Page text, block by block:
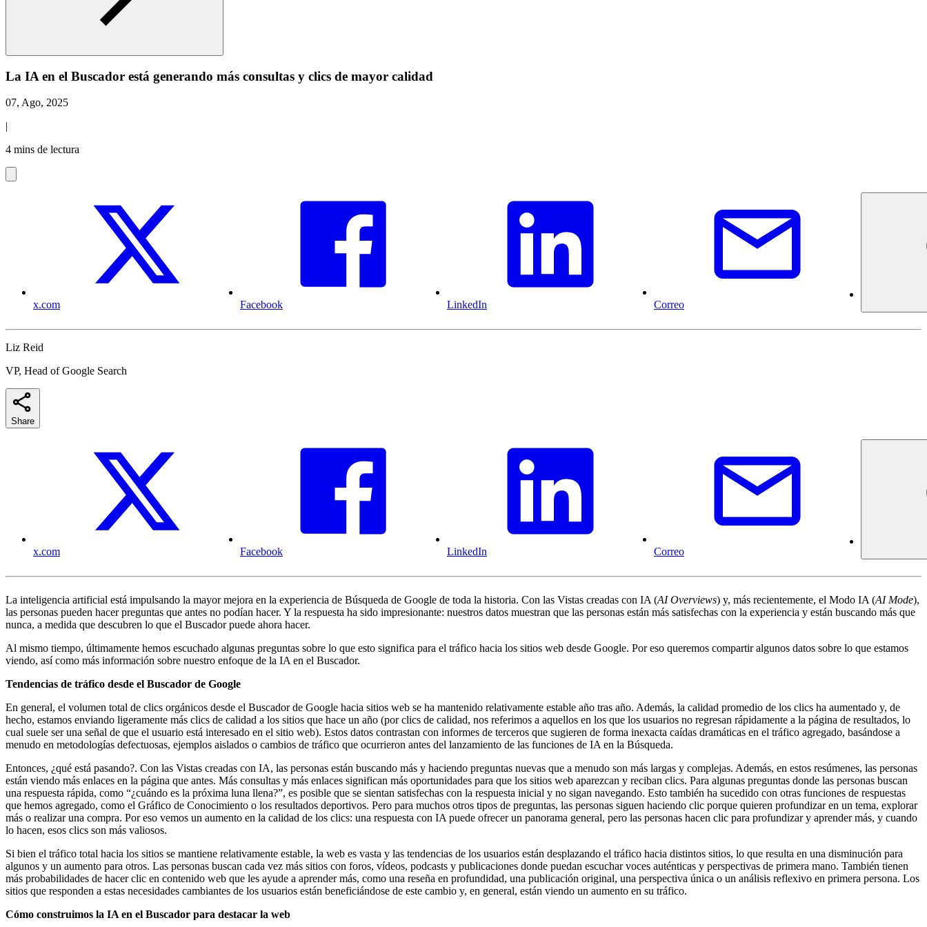
La IA en el Buscador está generando más consultas y clics de mayor calidad
07, Ago, 2025
|
4 mins de lectura
x.com Facebook LinkedIn Correo
Liz Reid
VP, Head of Google Search
Share
x.com Facebook LinkedIn Correo
La inteligencia artificial está impulsando la mayor mejora en la experiencia de Búsqueda de Google de toda la historia. Con las Vistas creadas con IA (AI Overviews) y, más recientemente, el Modo IA (AI Mode),
las personas pueden hacer preguntas que antes no podían hacer. Y la respuesta ha sido impresionante: nuestros datos muestran que las personas están más satisfechas con la experiencia y están buscando más que
nunca, a medida que descubren lo que el Buscador puede ahora hacer.
Al mismo tiempo, últimamente hemos escuchado algunas preguntas sobre lo que esto significa para el tráfico hacia los sitios web desde Google. Por eso queremos compartir algunos datos sobre lo que estamos
viendo, así como más información sobre nuestro enfoque de la IA en el Buscador.
Tendencias de tráfico desde el Buscador de Google
En general, el volumen total de clics orgánicos desde el Buscador de Google hacia sitios web se ha mantenido relativamente estable año tras año. Además, la calidad promedio de los clics ha aumentado y, de
hecho, estamos enviando ligeramente más clics de calidad a los sitios que hace un año (por clics de calidad, nos referimos a aquellos en los que los usuarios no regresan rápidamente a la página de resultados, lo
cual suele ser una señal de que el usuario está interesado en el sitio web). Estos datos contrastan con informes de terceros que sugieren de forma inexacta caídas dramáticas en el tráfico agregado, basándose a
menudo en metodologías defectuosas, ejemplos aislados o cambios de tráfico que ocurrieron antes del lanzamiento de las funciones de IA en la Búsqueda.
Entonces, ¿qué está pasando?. Con las Vistas creadas con IA, las personas están buscando más y haciendo preguntas nuevas que a menudo son más largas y complejas. Además, en estos resúmenes, las personas
están viendo más enlaces en la página que antes. Más consultas y más enlaces significan más oportunidades para que los sitios web aparezcan y reciban clics. Para algunas preguntas donde las personas buscan
una respuesta rápida, como “¿cuándo es la próxima luna llena?”, es posible que se sientan satisfechas con la respuesta inicial y no sigan navegando. Esto también ha sucedido con otras funciones de respuestas
que hemos agregado, como el Gráfico de Conocimiento o los resultados deportivos. Pero para muchos otros tipos de preguntas, las personas siguen haciendo clic porque quieren profundizar en un tema, explorar
más o realizar una compra. Por eso vemos un aumento en la calidad de los clics: una respuesta con IA puede ofrecer un panorama general, pero las personas hacen clic para profundizar y aprender más, y cuando
lo hacen, esos clics son más valiosos.
Si bien el tráfico total hacia los sitios se mantiene relativamente estable, la web es vasta y las tendencias de los usuarios están desplazando el tráfico hacia distintos sitios, lo que resulta en una disminución para
algunos y un aumento para otros. Las personas buscan cada vez más sitios con foros, vídeos, podcasts y publicaciones donde puedan escuchar voces auténticas y perspectivas de primera mano. También tienen
más probabilidades de hacer clic en contenido web que les ayude a aprender más, como una reseña en profundidad, una publicación original, una perspectiva única o un análisis reflexivo en primera persona. Los
sitios que responden a estas necesidades cambiantes de los usuarios están beneficiándose de este cambio y, en general, están viendo un aumento en su tráfico.
Cómo construimos la IA en el Buscador para destacar la web